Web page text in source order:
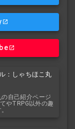
：しゃちほこ丸
自己紹介ページ
やTRPG以外の趣